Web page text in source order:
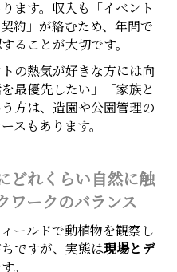
ます。収入も「イベント
約」が絡むため、年間で
ることが大切です。
の熱気が好きな方には向
最優先したい」「家族と
方は、造園や公園管理の
スもあります。
どれくらい自然に触
ワークのバランス
ールドで動植物を観察し
ですが、実態は現場とデ
。
メール マップ